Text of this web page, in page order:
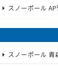
スノーポール
スノーポール 青